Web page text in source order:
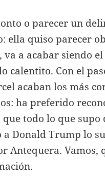
o parecer un
ella quiso parecer
a acabar siendo
calentito. Con el
acaban los más
ha preferido
todo lo que supo
Donald Trump lo
Antequera. Vamos,